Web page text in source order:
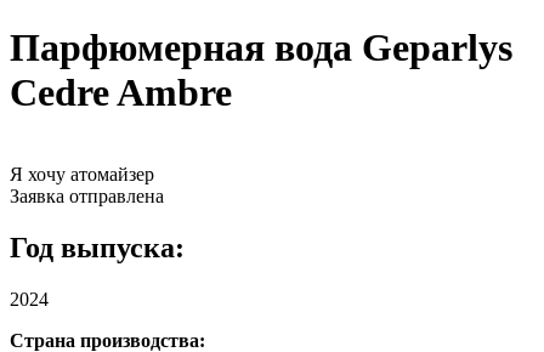
Парфюмерная вода Geparlys
Cedre Ambre
Я хочу атомайзер
Заявка отправлена
Год выпуска:
2024
Страна производства: